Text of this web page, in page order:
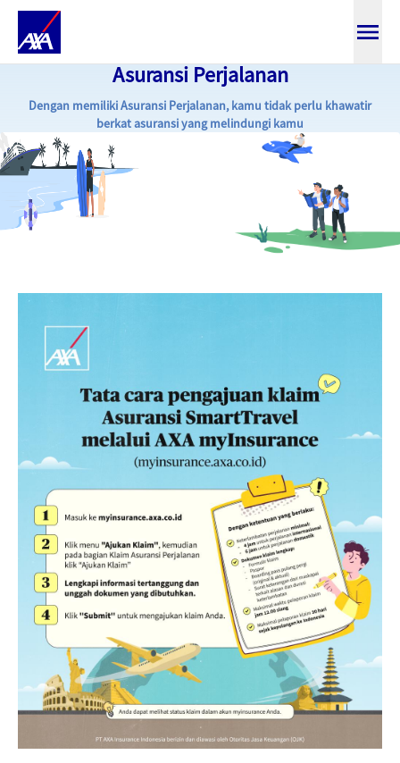
Tata Cara Klaim Asuransi
Asuransi Perjalanan
Dengan memiliki Asuransi Perjalanan, kamu tidak perlu khawatir
berkat asuransi yang melindungi kamu